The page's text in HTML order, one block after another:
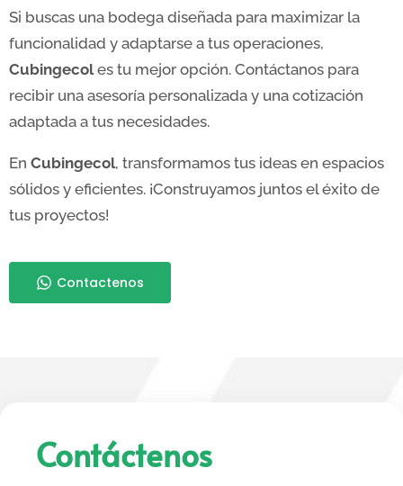
Si buscas una bodega diseñada para maximizar la
funcionalidad y adaptarse a tus operaciones,
Cubingecoles tu mejor opción. Contáctanos para
recibir una asesoría personalizada y una cotización
adaptada a tus necesidades.
En Cubingecol, transformamos tus ideas en espacios
sólidos y eficientes. ¡Construyamos juntos el éxito de
tus proyectos!
Contactenos
Contáctenos